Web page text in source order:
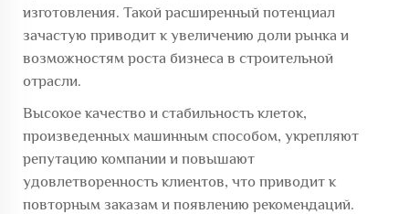
изготовления. Такой расширенный потенциал
зачастую приводит к увеличению доли рынка и
возможностям роста бизнеса в строительной
отрасли.
Высокое качество и стабильность клеток,
произведенных машинным способом, укрепляют
репутацию компании и повышают
удовлетворенность клиентов, что приводит к
повторным заказам и появлению рекомендаций.